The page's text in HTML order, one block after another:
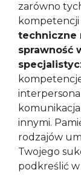
zarówno
kompetencji
techniczne
sprawność
innymi.
rodzajów
Twojego
podkreślić w